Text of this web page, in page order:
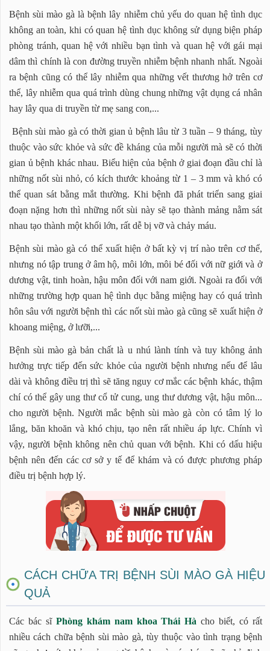
Bệnh sùi mào gà là bệnh lây nhiễm chủ yếu do quan hệ tình dục
không an toàn, khi có quan hệ tình dục không sử dụng biện pháp
phòng tránh, quan hệ với nhiều bạn tình và quan hệ với gái mại
dâm thì chính là con đường truyền nhiễm bệnh nhanh nhất. Ngoài
ra bệnh cũng có thể lây nhiễm qua những vết thương hở trên cơ
thể, lây nhiễm qua quá trình dùng chung những vật dụng cá nhân
hay lây qua di truyền từ mẹ sang con,...
Bệnh sùi mào gà có thời gian ủ bệnh lâu từ 3 tuần – 9 tháng, tùy
thuộc vào sức khỏe và sức đề kháng của mỗi người mà sẽ có thời
gian ủ bệnh khác nhau. Biểu hiện của bệnh ở giai đoạn đầu chỉ là
những nốt sùi nhỏ, có kích thước khoảng từ 1 – 3 mm và khó có
thể quan sát bằng mắt thường. Khi bệnh đã phát triển sang giai
đoạn nặng hơn thì những nốt sùi này sẽ tạo thành mảng nằm sát
nhau tạo thành một khối lớn, rất dễ bị vỡ và chảy máu.
Bệnh sùi mào gà có thể xuất hiện ở bất kỳ vị trí nào trên cơ thể,
nhưng nó tập trung ở âm hộ, môi lớn, môi bé đối với nữ giới và ở
dương vật, tinh hoàn, hậu môn đối với nam giới. Ngoài ra đối với
những trường hợp quan hệ tình dục bằng miệng hay có quá trình
hôn sâu với người bệnh thì các nốt sùi mào gà cũng sẽ xuất hiện ở
khoang miệng, ở lưỡi,...
Bệnh sùi mào gà bản chất là u nhú lành tính và tuy không ảnh
hưởng trực tiếp đến sức khỏe của người bệnh nhưng nếu để lâu
dài và không điều trị thì sẽ tăng nguy cơ mắc các bệnh khác, thậm
chí có thể gây ung thư cổ tử cung, ung thư dương vật, hậu môn...
cho người bệnh. Người mắc bệnh sùi mào gà còn có tâm lý lo
lắng, băn khoăn và khó chịu, tạo nên rất nhiều áp lực. Chính vì
vậy, người bệnh không nên chủ quan với bệnh. Khi có dấu hiệu
bệnh nên đến các cơ sở y tế để khám và có được phương pháp
điều trị bệnh hợp lý.
CÁCH CHỮA TRỊ BỆNH SÙI MÀO GÀ HIỆU
QUẢ
Các bác sĩ Phòng khám nam khoa Thái Hà cho biết, có rất
nhiều cách chữa bệnh sùi mào gà, tùy thuộc vào tình trạng bệnh